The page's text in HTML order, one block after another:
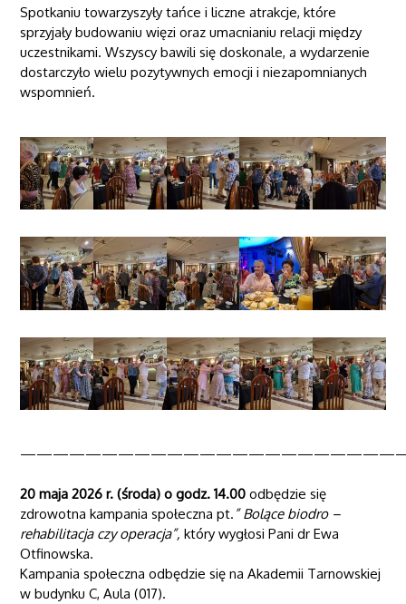
Spotkaniu towarzyszyły tańce i liczne atrakcje, które
sprzyjały budowaniu więzi oraz umacnianiu relacji między
uczestnikami. Wszyscy bawili się doskonale, a wydarzenie
dostarczyło wielu pozytywnych emocji i niezapomnianych
wspomnień.
20 maja 2026 r. (środa) o godz. 14.00 odbędzie się
zdrowotna kampania społeczna pt. ” Bolące biodro –
rehabilitacja czy operacja”,który wygłosi Pani dr Ewa
Otfinowska.
Kampania społeczna odbędzie się na Akademii Tarnowskiej
w budynku C, Aula (017).